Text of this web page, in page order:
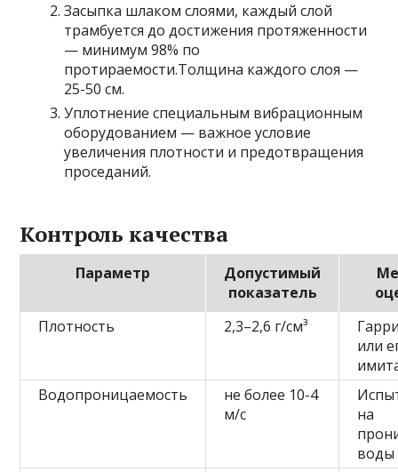
Засыпка шлаком слоями, каждый слой
трамбуется до достижения протяженности
— минимум 98% по
протираемости.Толщина каждого слоя —
25-50 см.
Уплотнение специальным вибрационным
оборудованием — важное условие
увеличения плотности и предотвращения
проседаний.
Контроль качества
Параметр
Допустимый
показатель
Плотность
2,3–2,6 г/см³
или
Водопроницаемость
не более 10-4
м/с
на
воды